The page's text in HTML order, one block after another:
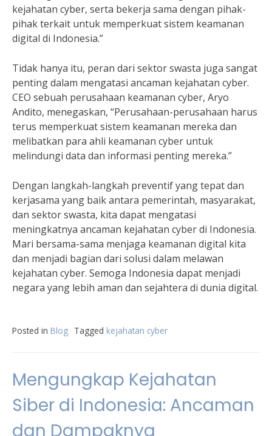
kejahatan cyber, serta bekerja sama dengan pihak-
pihak terkait untuk memperkuat sistem keamanan
digital di Indonesia.”
Tidak hanya itu, peran dari sektor swasta juga sangat
penting dalam mengatasi ancaman kejahatan cyber.
CEO sebuah perusahaan keamanan cyber, Aryo
Andito, menegaskan, “Perusahaan-perusahaan harus
terus memperkuat sistem keamanan mereka dan
melibatkan para ahli keamanan cyber untuk
melindungi data dan informasi penting mereka.”
Dengan langkah-langkah preventif yang tepat dan
kerjasama yang baik antara pemerintah, masyarakat,
dan sektor swasta, kita dapat mengatasi
meningkatnya ancaman kejahatan cyber di Indonesia.
Mari bersama-sama menjaga keamanan digital kita
dan menjadi bagian dari solusi dalam melawan
kejahatan cyber. Semoga Indonesia dapat menjadi
negara yang lebih aman dan sejahtera di dunia digital.
Posted in Blog Tagged kejahatan cyber
Mengungkap Kejahatan
Siber di Indonesia: Ancaman
dan Dampaknya